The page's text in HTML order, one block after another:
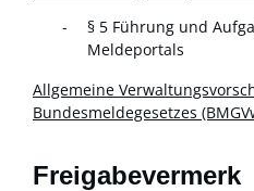
§ 5 Führung und
Meldeportals
Allgemeine
Bundesmeldegesetzes
Freigabevermerk